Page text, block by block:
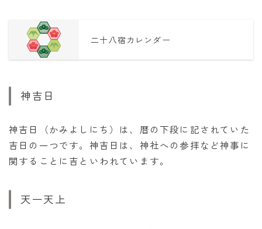
二十八宿カレンダー
神吉日
神吉日（かみよしにち）は、暦の下段に記されていた
吉日の一つです。神吉日は、神社への参拝など神事に
関することに吉といわれています。
天一天上